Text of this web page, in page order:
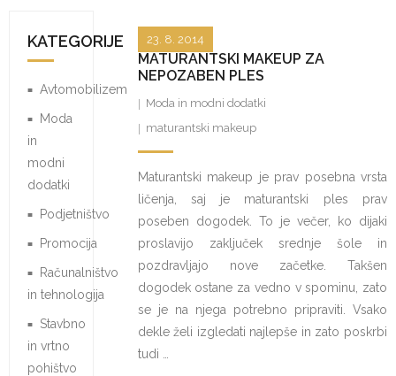
MATURANTSKI MAKEUP ZA
NEPOZABEN PLES
23. 8. 2014
Moda in modni dodatki
maturantski makeup
Maturantski makeup je prav posebna vrsta
ličenja, saj je maturantski ples prav
poseben dogodek. To je večer, ko dijaki
proslavijo zaključek srednje šole in
pozdravljajo nove začetke. Takšen
dogodek ostane za vedno v spominu, zato
se je na njega potrebno pripraviti. Vsako
dekle želi izgledati najlepše in zato poskrbi
tudi …
KATEGORIJE
Avtomobilizem
Moda
in
modni
dodatki
Podjetništvo
Promocija
Računalništvo
in tehnologija
Stavbno
in vrtno
pohištvo